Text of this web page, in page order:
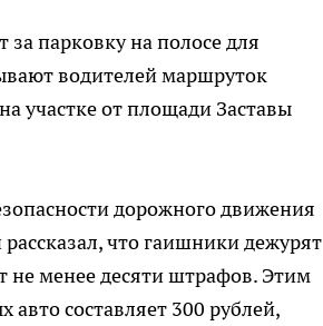
парковку на полосе для
водителей маршруток
участке от площади Заставы
дорожного движения
что гаишники дежурят
не менее десяти штрафов. Этим
составляет 300 рублей,